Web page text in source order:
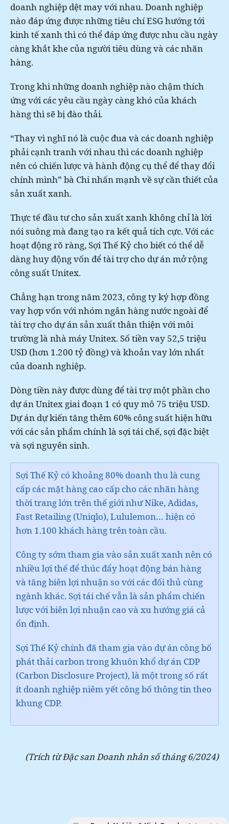
doanh nghiệp dệt may với nhau. Doanh nghiệp
nào đáp ứng được những tiêu chí ESG hướng tới
kinh tế xanh thì có thể đáp ứng được nhu cầu ngày
càng khắt khe của người tiêu dùng và các nhãn
hàng.
Trong khi những doanh nghiệp nào chậm thích
ứng với các yêu cầu ngày càng khó của khách
hàng thì sẽ bị đào thải.
“Thay vì nghĩ nó là cuộc đua và các doanh nghiệp
phải cạnh tranh với nhau thì các doanh nghiệp
nên có chiến lược và hành động cụ thể để thay đổi
chính mình” bà Chi nhấn mạnh về sự cần thiết của
sản xuất xanh.
Thực tế đầu tư cho sản xuất xanh không chỉ là lời
nói suông mà đang tạo ra kết quả tích cực. Với các
hoạt động rõ ràng, Sợi Thế Kỷ cho biết có thể dễ
dàng huy động vốn để tài trợ cho dự án mở rộng
công suất Unitex.
Chẳng hạn trong năm 2023, công ty ký hợp đồng
vay hợp vốn với nhóm ngân hàng nước ngoài để
tài trợ cho dự án sản xuất thân thiện với môi
trường là nhà máy Unitex. Số tiền vay 52,5 triệu
USD (hơn 1.200 tỷ đồng) và khoản vay lớn nhất
của doanh nghiệp.
Dòng tiền này được dùng để tài trợ một phần cho
dự án Unitex giai đoạn 1 có quy mô 75 triệu USD.
Dự án dự kiến tăng thêm 60% công suất hiện hữu
với các sản phẩm chính là sợi tái chế, sợi đặc biệt
và sợi nguyên sinh.
Sợi Thế Kỷ có khoảng 80% doanh thu là cung
cấp các mặt hàng cao cấp cho các nhãn hàng
thời trang lớn trên thế giới như Nike, Adidas,
Fast Retailing (Uniqlo), Lululemon… hiện có
hơn 1.100 khách hàng trên toàn cầu.
Công ty sớm tham gia vào sản xuất xanh nên có
nhiều lợi thế để thúc đẩy hoạt động bán hàng
và tăng biên lợi nhuận so với các đối thủ cùng
ngành khác. Sợi tái chế vẫn là sản phẩm chiến
lược với biên lợi nhuận cao và xu hướng giá cả
ổn định.
Sợi Thế Kỷ chính đã tham gia vào dự án công bố
phát thải carbon trong khuôn khổ dự án CDP
(Carbon Disclosure Project), là một trong số rất
ít doanh nghiệp niêm yết công bố thông tin theo
khung CDP.
(Trích từ Đặc san Doanh nhân số tháng 6/2024)